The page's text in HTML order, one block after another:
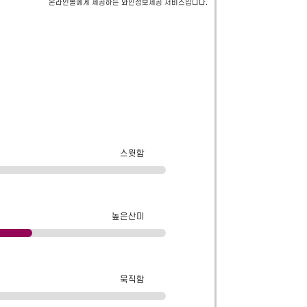
온라인몰에게 제공하는 와인정보제공 서비스입니다.
스윗함
높은산미
묵직함